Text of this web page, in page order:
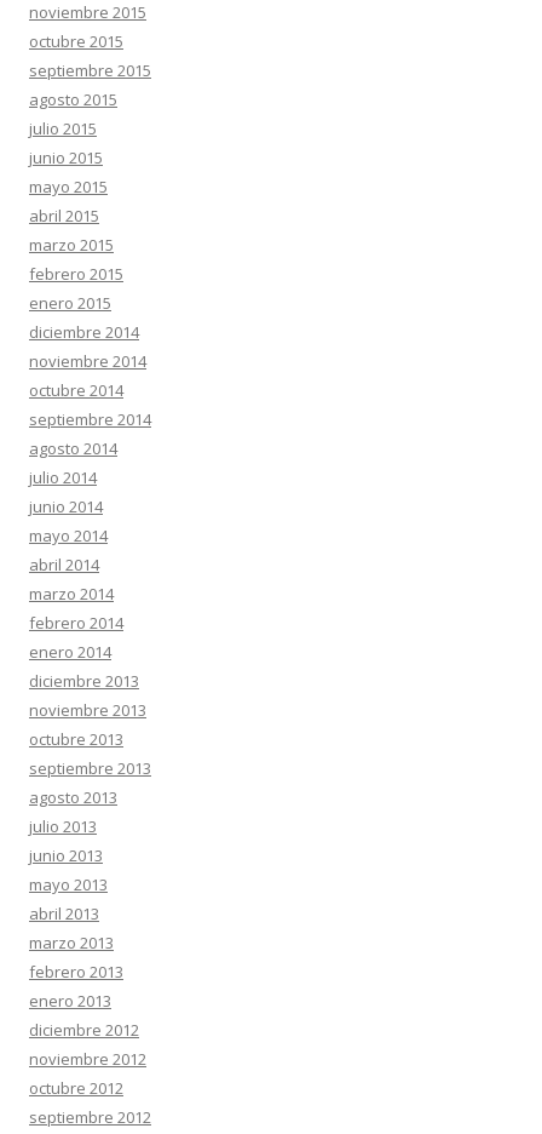
noviembre 2015
octubre 2015
septiembre 2015
agosto 2015
julio 2015
junio 2015
mayo 2015
abril 2015
marzo 2015
febrero 2015
enero 2015
diciembre 2014
noviembre 2014
octubre 2014
septiembre 2014
agosto 2014
julio 2014
junio 2014
mayo 2014
abril 2014
marzo 2014
febrero 2014
enero 2014
diciembre 2013
noviembre 2013
octubre 2013
septiembre 2013
agosto 2013
julio 2013
junio 2013
mayo 2013
abril 2013
marzo 2013
febrero 2013
enero 2013
diciembre 2012
noviembre 2012
octubre 2012
septiembre 2012